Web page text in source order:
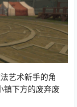
艺术新手的角
镇下方的废弃废